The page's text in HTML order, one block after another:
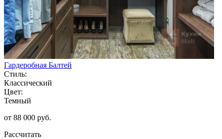
Гардеробная Балтей
Стиль:
Классический
Цвет:
Темный
от 88 000 руб.
Рассчитать